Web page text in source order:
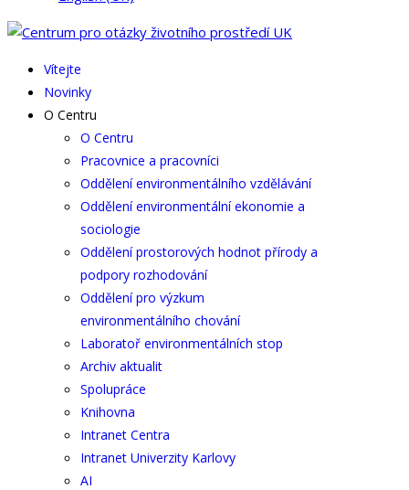
Vítejte
Novinky
O Centru
O Centru
Pracovnice a pracovníci
Oddělení environmentálního vzdělávání
Oddělení environmentální ekonomie a
sociologie
Oddělení prostorových hodnot přírody a
podpory rozhodování
Oddělení pro výzkum
environmentálního chování
Laboratoř environmentálních stop
Archiv aktualit
Spolupráce
Knihovna
Intranet Centra
Intranet Univerzity Karlovy
AI